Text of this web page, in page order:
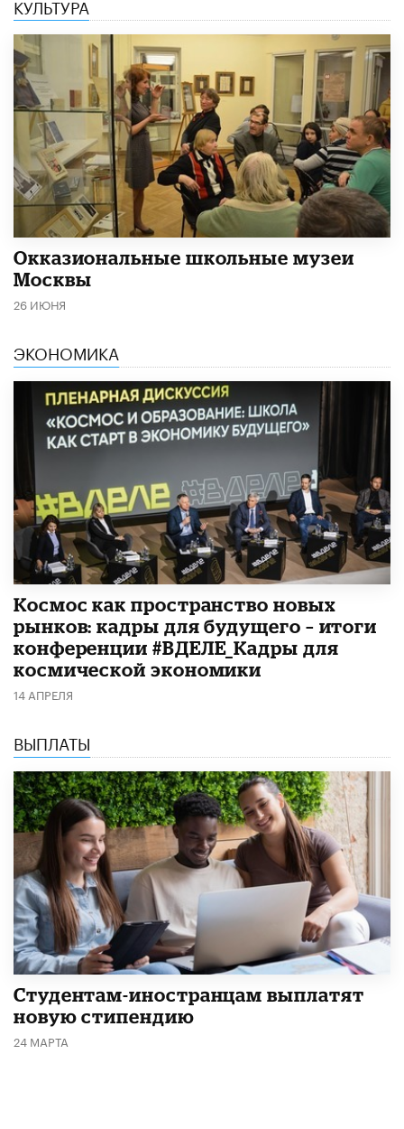
​Окказиональные школьные музеи
Москвы
26 ИЮНЯ
ЭКОНОМИКА
Космос как пространство новых
рынков: кадры для будущего – итоги
конференции #ВДЕЛЕ_Кадры для
космической экономики
14 АПРЕЛЯ
ВЫПЛАТЫ
Студентам-иностранцам выплатят
новую стипендию
24 МАРТА